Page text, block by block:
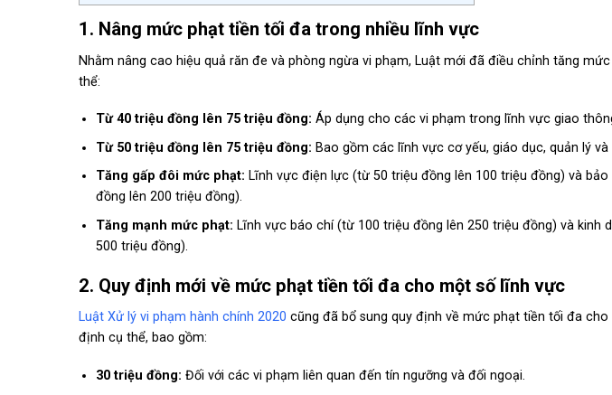
1. Nâng mức phạt tiền tối đa trong nhiều lĩnh vực
Nhằm nâng cao hiệu quả răn đe và phòng ngừa vi phạm, Luật mới đã điều chỉnh tăng
thể:
Từ 40 triệu đồng lên 75 triệu đồng: Áp dụng cho các vi phạm trong lĩnh vực giao
Từ 50 triệu đồng lên 75 triệu đồng: Bao gồm các lĩnh vực cơ yếu, giáo dục, quản lý
Tăng gấp đôi mức phạt: Lĩnh vực điện lực (từ 50 triệu đồng lên 100 triệu đồng) và
đồng lên 200 triệu đồng).
Tăng mạnh mức phạt: Lĩnh vực báo chí (từ 100 triệu đồng lên 250 triệu đồng) và kinh
500 triệu đồng).
2. Quy định mới về mức phạt tiền tối đa cho một số lĩnh vực
Luật Xử lý vi phạm hành chính 2020 cũng đã bổ sung quy định về mức phạt tiền tối đa
định cụ thể, bao gồm:
30 triệu đồng: Đối với các vi phạm liên quan đến tín ngưỡng và đối ngoại.